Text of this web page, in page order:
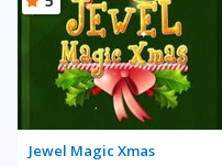
Jewel Magic Xmas